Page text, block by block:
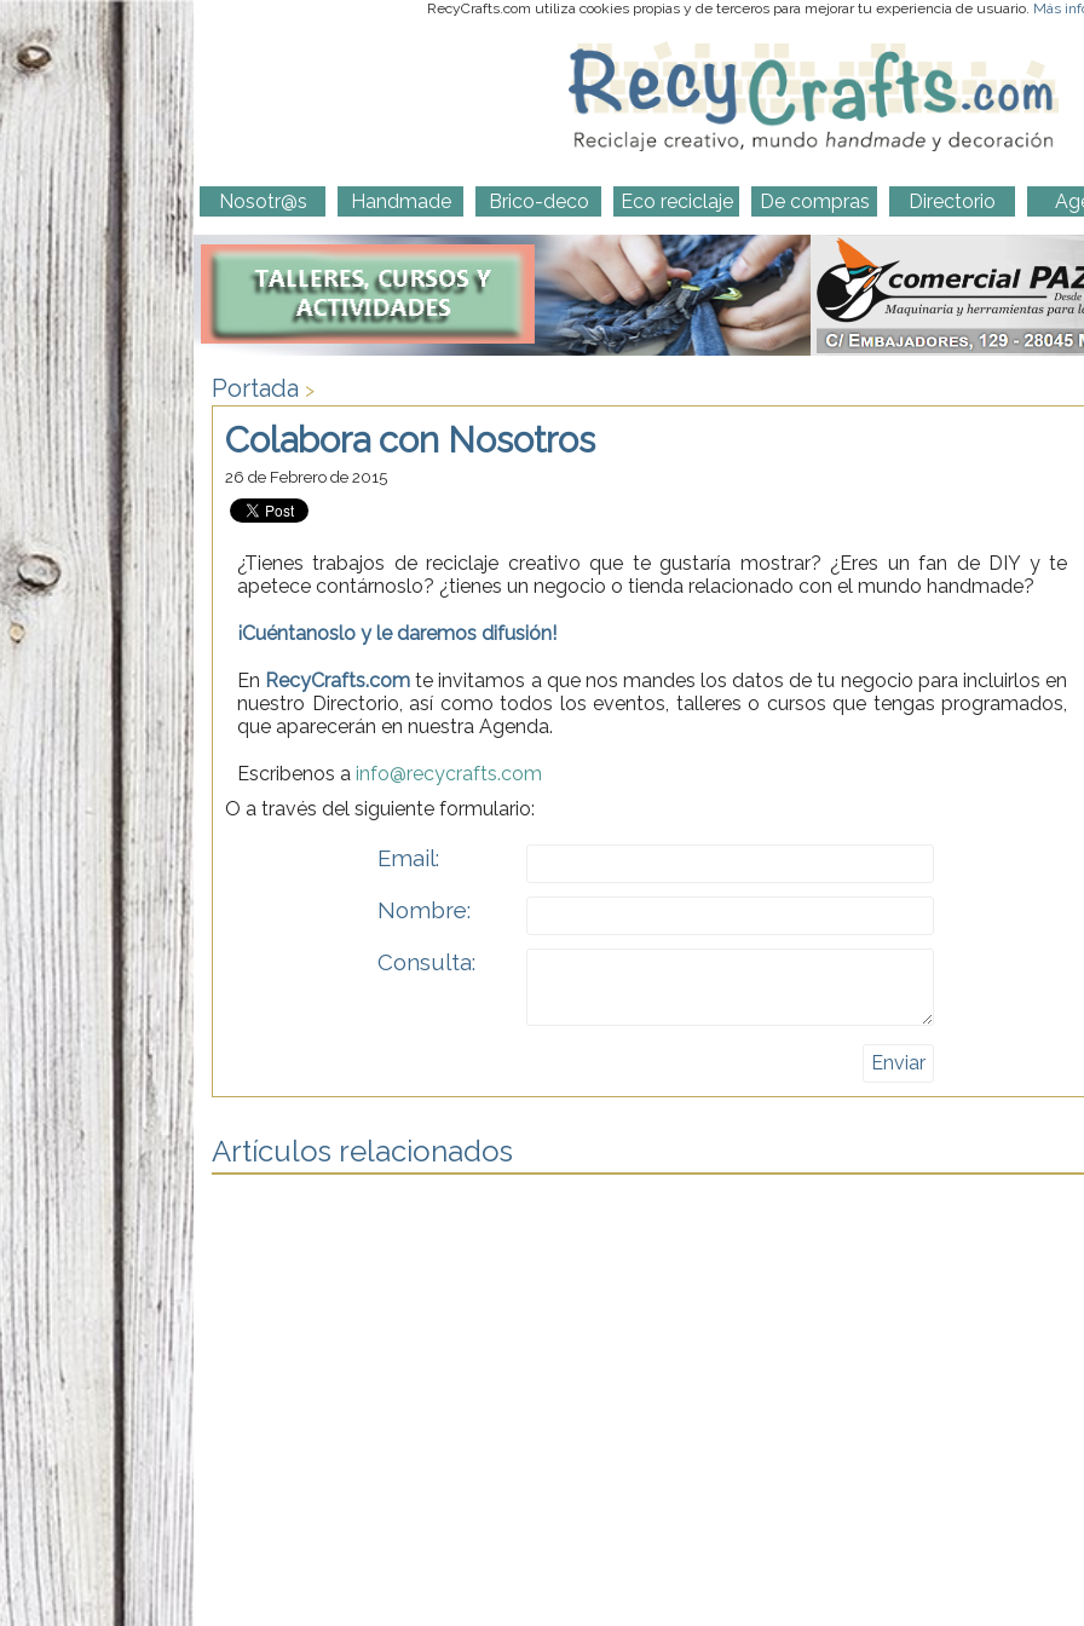
RecyCrafts.com utiliza cookies propias y de terceros para mejorar tu experiencia de usuario. Más
Nosotr@s Handmade Brico-deco Eco reciclaje De compras Directorio
Portada >
Colabora con Nosotros
26 de Febrero de 2015
¿Tienes trabajos de reciclaje creativo que te gustaría mostrar? ¿Eres un fan de DIY y te
apetece contárnoslo? ¿tienes un negocio o tienda relacionado con el mundo handmade?
¡Cuéntanoslo y le daremos difusión!
En RecyCrafts.com te invitamos a que nos mandes los datos de tu negocio para incluirlos en
nuestro Directorio, así como todos los eventos, talleres o cursos que tengas programados,
que aparecerán en nuestra Agenda.
Escribenos a info@recycrafts.com
O a través del siguiente formulario:
Email:
Nombre:
Consulta:
Enviar
Artículos relacionados